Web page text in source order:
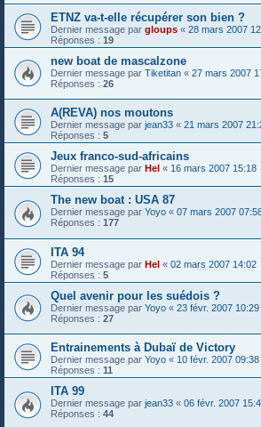
ETNZ va-t-elle récupérer son bien ?
Dernier message par gloups « 28 mars 2007
Réponses : 19
new boat de mascalzone
Dernier message par Tiketitan « 27 mars 2007
Réponses : 26
A(REVA) nos moutons
Dernier message par jean33 « 21 mars 2007
Réponses : 5
Jeux franco-sud-africains
Dernier message par Hel « 16 mars 2007 15:18
Réponses : 15
The new boat : USA 87
Dernier message par Yoyo « 07 mars 2007
Réponses : 177
ITA 94
Dernier message par Hel « 02 mars 2007 14:02
Réponses : 5
Quel avenir pour les suédois ?
Dernier message par Yoyo « 23 févr. 2007 10:29
Réponses : 27
Entrainements à Dubaï de Victory
Dernier message par Yoyo « 10 févr. 2007 09:38
Réponses : 11
ITA 99
Dernier message par jean33 « 06 févr. 2007
Réponses : 44